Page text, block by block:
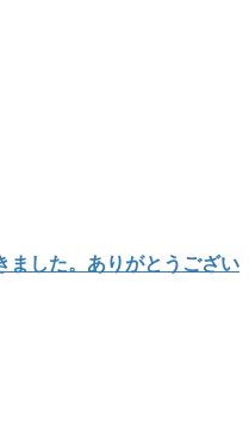
ました。ありがとうござい